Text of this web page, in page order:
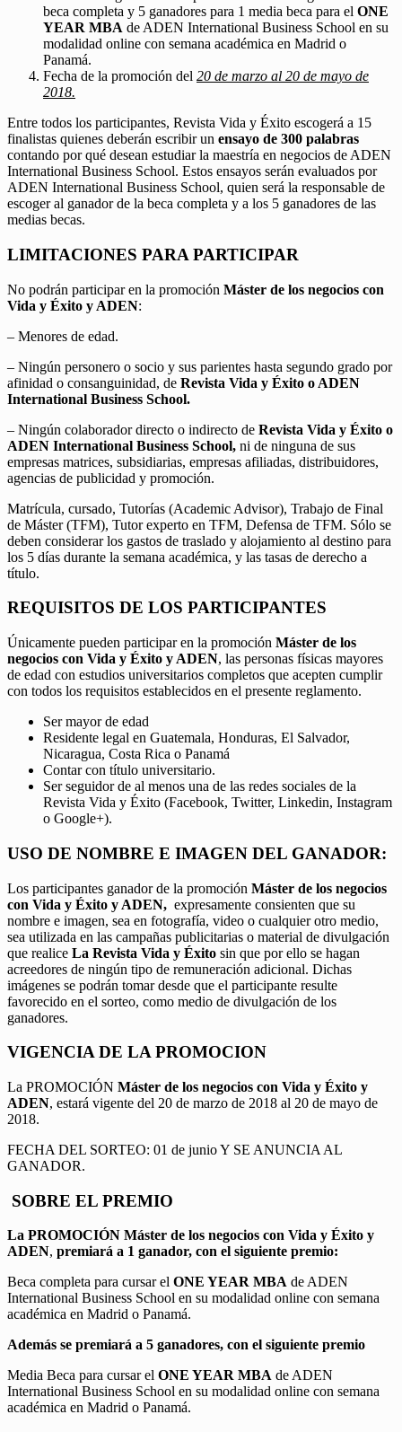
beca completa y 5 ganadores para 1 media beca para el ONE
YEAR MBA de ADEN International Business School en su
modalidad online con semana académica en Madrid o
Panamá.
Fecha de la promoción del 20 de marzo al 20 de mayo de
2018.
Entre todos los participantes, Revista Vida y Éxito escogerá a 15
finalistas quienes deberán escribir un ensayo de 300 palabras
contando por qué desean estudiar la maestría en negocios de ADEN
International Business School. Estos ensayos serán evaluados por
ADEN International Business School, quien será la responsable de
escoger al ganador de la beca completa y a los 5 ganadores de las
medias becas.
LIMITACIONES PARA PARTICIPAR
No podrán participar en la promoción Máster de los negocios con
Vida y Éxito y ADEN:
– Menores de edad.
– Ningún personero o socio y sus parientes hasta segundo grado por
afinidad o consanguinidad, de Revista Vida y Éxito o ADEN
International Business School.
– Ningún colaborador directo o indirecto de Revista Vida y Éxito o
ADEN International Business School, ni de ninguna de sus
empresas matrices, subsidiarias, empresas afiliadas, distribuidores,
agencias de publicidad y promoción.
Matrícula, cursado, Tutorías (Academic Advisor), Trabajo de Final
de Máster (TFM), Tutor experto en TFM, Defensa de TFM. Sólo se
deben considerar los gastos de traslado y alojamiento al destino para
los 5 días durante la semana académica, y las tasas de derecho a
título.
REQUISITOS DE LOS PARTICIPANTES
Únicamente pueden participar en la promoción Máster de los
negocios con Vida y Éxito y ADEN, las personas físicas mayores
de edad con estudios universitarios completos que acepten cumplir
con todos los requisitos establecidos en el presente reglamento.
Ser mayor de edad
Residente legal en Guatemala, Honduras, El Salvador,
Nicaragua, Costa Rica o Panamá
Contar con título universitario.
Ser seguidor de al menos una de las redes sociales de la
Revista Vida y Éxito (Facebook, Twitter, Linkedin, Instagram
o Google+).
USO DE NOMBRE E IMAGEN DEL GANADOR:
Los participantes ganador de la promoción Máster de los negocios
con Vida y Éxito y ADEN, expresamente consienten que su
nombre e imagen, sea en fotografía, video o cualquier otro medio,
sea utilizada en las campañas publicitarias o material de divulgación
que realice La Revista Vida y Éxito sin que por ello se hagan
acreedores de ningún tipo de remuneración adicional. Dichas
imágenes se podrán tomar desde que el participante resulte
favorecido en el sorteo, como medio de divulgación de los
ganadores.
VIGENCIA DE LA PROMOCION
La PROMOCIÓN Máster de los negocios con Vida y Éxito y
ADEN, estará vigente del 20 de marzo de 2018 al 20 de mayo de
2018.
FECHA DEL SORTEO: 01 de junio Y SE ANUNCIA AL
GANADOR.
SOBRE EL PREMIO
La PROMOCIÓN Máster de los negocios con Vida y Éxito y
ADEN, premiará a 1 ganador, con el siguiente premio:
Beca completa para cursar el ONE YEAR MBA de ADEN
International Business School en su modalidad online con semana
académica en Madrid o Panamá.
Además se premiará a 5 ganadores, con el siguiente premio
Media Beca para cursar el ONE YEAR MBA de ADEN
International Business School en su modalidad online con semana
académica en Madrid o Panamá.